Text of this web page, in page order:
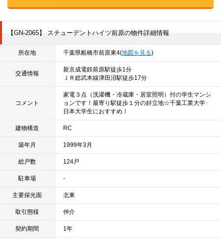
【GN-2065】 スチューデントハイツ前原の物件詳細情報
所在地 千葉県船橋市前原東4(地図を見る)
交通情報
新京成電鉄前原駅徒歩1分
ＪＲ総武本線津田沼駅徒歩17分
コメント
家電３点（洗濯機・冷蔵庫・居室照明）付の学生マンシ
ョンです！最寄り駅徒歩１分の好立地☆千葉工業大学･
日本大学生におすすめ！
建物構造 RC
築年月 1999年3月
総戸数 124戸
駐車場 -
主要採光面 北東
取引態様 仲介
契約期間 1年